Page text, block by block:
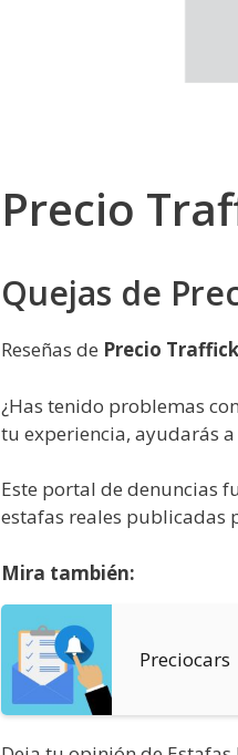
Precio
Quejas de
Reseñas de Precio
¿Has tenido problemas
tu experiencia, ayudarás
Este portal de denuncias
estafas reales publicadas
Mira también:
Preciocars